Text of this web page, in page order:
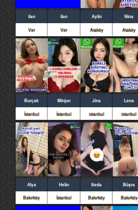
ilan
Ver
ilan
Ver
Aylin
Ataköy
Nina
Ataköy
Burçak
İstanbul
Minjun
İstanbul
Jina
istanbul
Lena
istanbul
Alya
Bakırköy
Helin
İstanbul
Seda
Bakırköy
Büşra
Bakırköy